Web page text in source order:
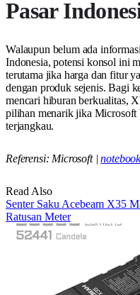
Pasar
Walaupun belum ada
Indonesia, potensi konsol ini
terutama jika harga dan fitur
dengan produk sejenis. Bagi
mencari hiburan berkualitas,
pilihan menarik jika Microsoft
terjangkau.
Referensi: Microsoft |
Read Also
Senter Saku Acebeam X35
Ratusan Meter